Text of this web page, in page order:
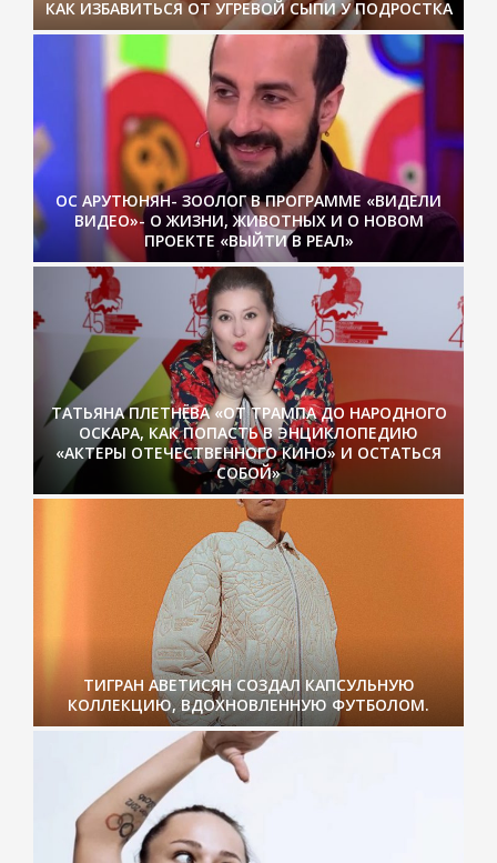
КАК ИЗБАВИТЬСЯ ОТ УГРЕВОЙ СЫПИ У ПОДРОСТКА
ОС АРУТЮНЯН- ЗООЛОГ В ПРОГРАММЕ «ВИДЕЛИ
ВИДЕО»- О ЖИЗНИ, ЖИВОТНЫХ И О НОВОМ
ПРОЕКТЕ «ВЫЙТИ В РЕАЛ»
ТАТЬЯНА ПЛЕТНЁВА «ОТ ТРАМПА ДО НАРОДНОГО
ОСКАРА, КАК ПОПАСТЬ В ЭНЦИКЛОПЕДИЮ
«АКТЕРЫ ОТЕЧЕСТВЕННОГО КИНО» И ОСТАТЬСЯ
СОБОЙ»
ТИГРАН АВЕТИСЯН СОЗДАЛ КАПСУЛЬНУЮ
КОЛЛЕКЦИЮ, ВДОХНОВЛЕННУЮ ФУТБОЛОМ.